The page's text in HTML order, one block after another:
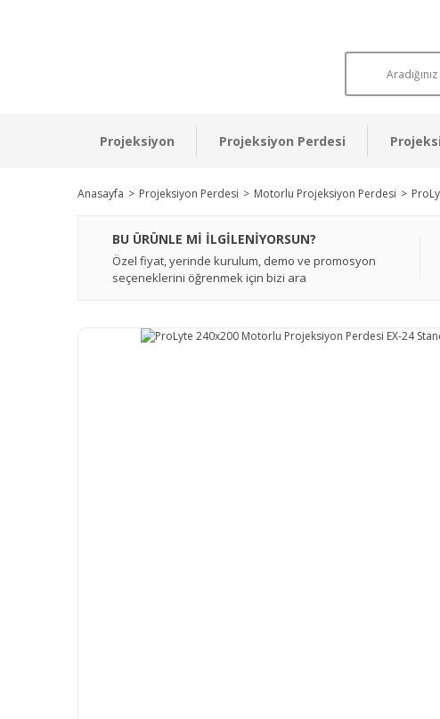
Projeksiyon Projeksiyon Perdesi
Anasayfa Projeksiyon Perdesi Motorlu Projeksiyon Perdesi
BU ÜRÜNLE Mİ İLGİLENİYORSUN?
Özel fiyat, yerinde kurulum, demo ve promosyon
seçeneklerini öğrenmek için bizi ara